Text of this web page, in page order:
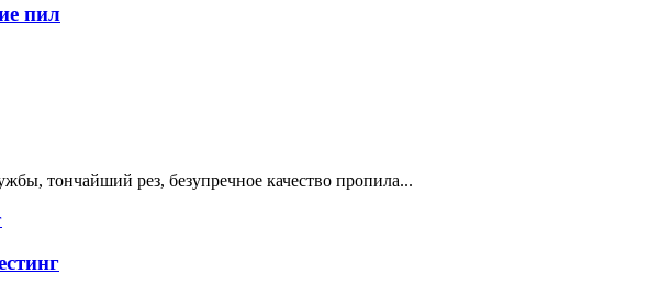
пил
тончайший рез, безупречное качество пропила...